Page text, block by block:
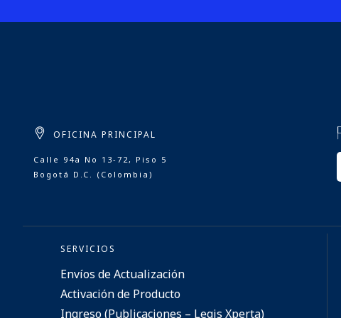
OFICINA PRINCIPAL
Calle 94a No 13-72, Piso 5
Bogotá D.C. (Colombia)
SERVICIOS
Envíos de Actualización
Activación de Producto
Ingreso (Publicaciones – Legis Xperta)